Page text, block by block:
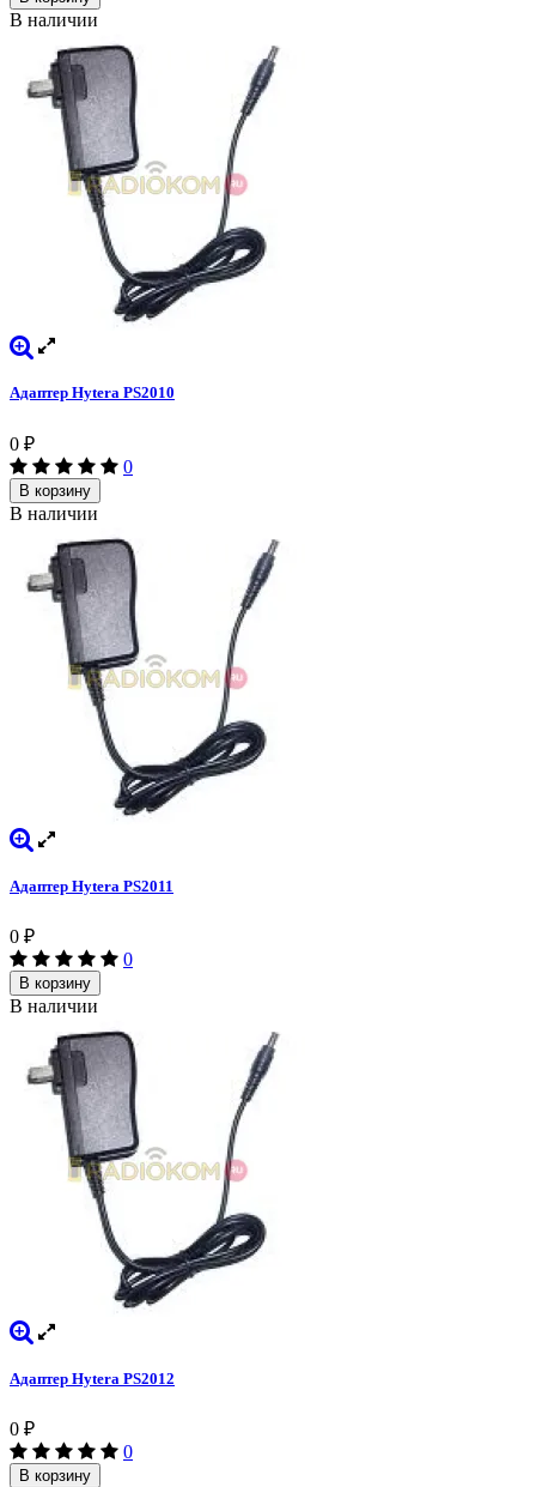
В наличии
Адаптер Hytera PS2010
0 ₽
0
В корзину
В наличии
Адаптер Hytera PS2011
0 ₽
0
В корзину
В наличии
Адаптер Hytera PS2012
0 ₽
0
В корзину